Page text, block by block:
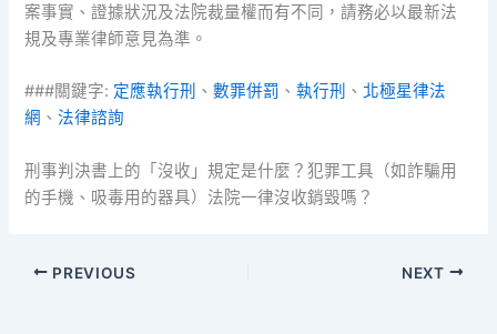
案事實、證據狀況及法院裁量權而有不同，請務必以最新法
規及專業律師意見為準。
###關鍵字: 定應執行刑 、數罪併罰 、執行刑 、 北極星律法
網 、法律諮詢
刑事判決書上的「沒收」規定是什麼？犯罪工具（如詐騙用
的手機、吸毒用的器具）法院一律沒收銷毀嗎？
PREVIOUS NEXT